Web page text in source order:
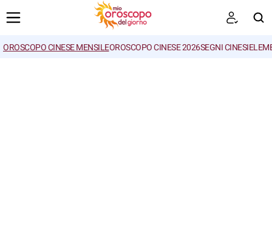
OROSCOPO CINESE MENSILEOROSCOPO CINESE 2026SEGNI CINESI